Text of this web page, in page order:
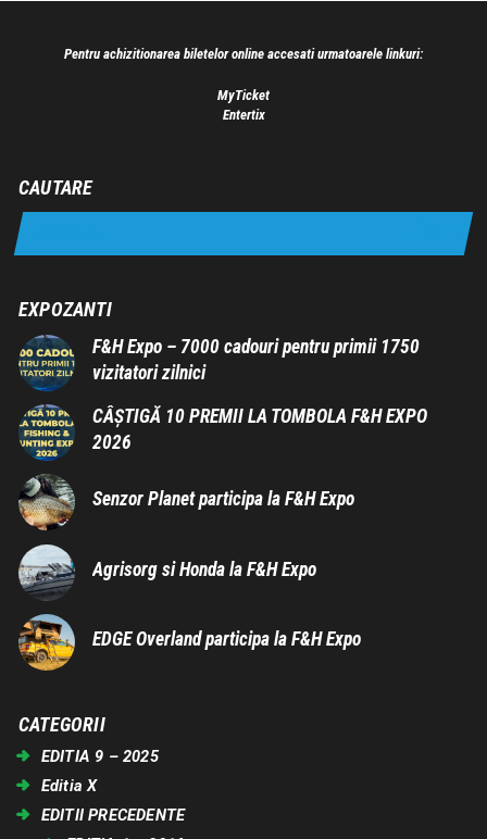
Pentru achizitionarea biletelor online accesati urmatoarele linkuri:
MyTicket
Entertix
CAUTARE
EXPOZANTI
F&H Expo – 7000 cadouri pentru primii 1750
vizitatori zilnici
CÂȘTIGĂ 10 PREMII LA TOMBOLA F&H EXPO
2026
Senzor Planet participa la F&H Expo
Agrisorg si Honda la F&H Expo
EDGE Overland participa la F&H Expo
CATEGORII
EDITIA 9 – 2025
Editia X
EDITII PRECEDENTE